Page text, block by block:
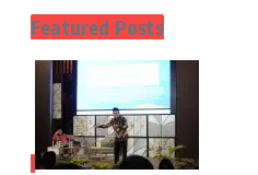
Featured Posts
1